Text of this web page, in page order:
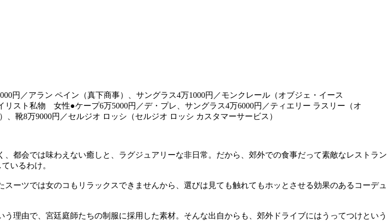
円／アラン ペイン（真下商事）、サングラス4万1000円／モンクレール（オブジェ・イース
リスト私物 女性●ケープ6万5000円／デ・プレ、サングラス4万6000円／ティエリー ラスリー（オ
靴8万9000円／セルジオ ロッシ（セルジオ ロッシ カスタマーサービス）
都会では味わえない癒しと、ラグジュアリーな非日常。だから、郊外での食事だって素敵なレストラン
いるわけ。
ーツでは女のコもリラックスできませんから、選びは見ても触れてもホッとさせる効果のあるコーデュ
理由で、宮廷庭師たちの制服に採用した素材。そんな出自からも、郊外ドライブにはうってつけという